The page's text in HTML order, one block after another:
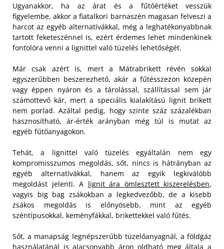
Ugyanakkor, ha az árat és a fűtőértéket vesszük
figyelembe, akkor a fiatalkori barnaszén magasan felveszi a
harcot az egyéb alternatívákkal, még a leghatékonyabbnak
tartott feketeszénnel is, ezért érdemes lehet mindenkinek
fontolóra venni a lignittel való tüzelés lehetőségét.
Már csak azért is, mert a Mátrabrikett révén sokkal
egyszerűbben beszerezhető, akár a fűtésszezon közepén
vagy éppen nyáron és a tárolással, szállítással sem jár
számottevő kár, mert a speciális kialakítású lignit brikett
nem porlad. Azáltal pedig, hogy szinte száz százalékban
hasznosítható, ár-érték arányban még túl is mutat az
egyéb fűtőanyagokon.
Tehát, a lignittel való tüzelés egyáltalán nem egy
kompromisszumos megoldás, sőt, nincs is hátrányban az
egyéb alternatívákkal, hanem az egyik legkiválóbb
megoldást jelenti. A lignit ára ömlesztett kiszerelésben,
vagyis big bag zsákokban a legkedvezőbb, de a kisebb
zsákos megoldás is előnyösebb, mint az egyéb
széntípusokkal, keményfákkal, brikettekkel való fűtés.
Sőt, a manapság legnépszerűbb tüzelőanyagnál, a földgáz
használatánál is alacsonyabb áron oldható meg általa a